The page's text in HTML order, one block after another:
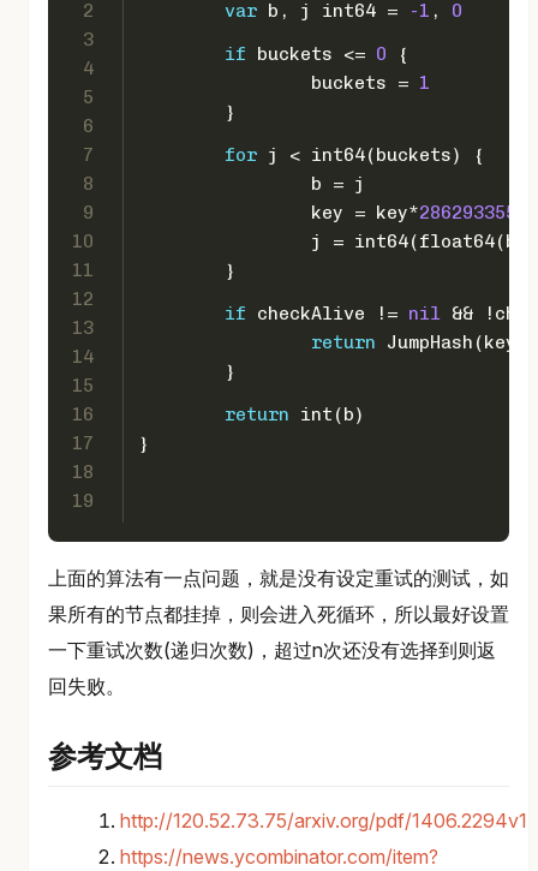
2
3
4
5
6
7
8
9
10
11
12
13
14
15
16
17
18
19
var b, j int64 = -1 , 0
if buckets <= 0 {
		buckets =
1
	}
for j < int64(buckets) {
		b = j
		key = key*
		j =
int64(float64(b+
	}
if checkAlive != nil &&
return JumpHash(key+
	}
return
int (b)
}
上面的算法有一点问题，就是没有设定重试的测试，如
果所有的节点都挂掉，则会进入死循环，所以最好设置
一下重试次数(递归次数)，超过n次还没有选择到则返
回失败。
参考文档
http://120.52.73.75/arxiv.org/pdf/
https://news.ycombinator.com/item?